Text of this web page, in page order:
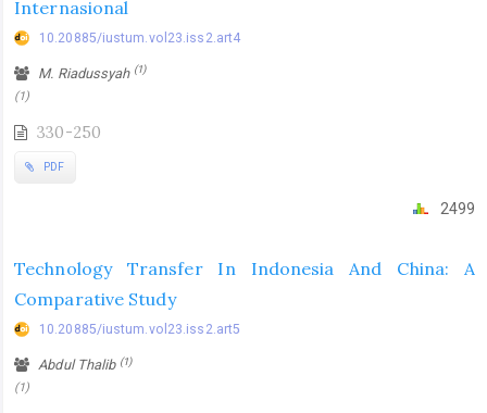
Internasional
10.20885/iustum.vol23.iss2.art4
M. Riadussyah (1)
(1)
330-250
PDF
2499
Technology Transfer In Indonesia And China: A
Comparative Study
10.20885/iustum.vol23.iss2.art5
Abdul Thalib (1)
(1)